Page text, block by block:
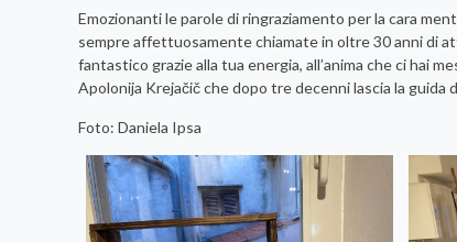
Emozionanti le parole di ringraziamento per la cara
sempre affettuosamente chiamate in oltre 30 anni di
fantastico grazie alla tua energia, all’anima che ci hai
Apolonija Krejačič che dopo tre decenni lascia la guida
Foto: Daniela Ipsa